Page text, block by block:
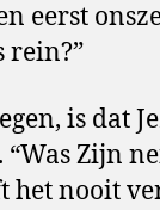
eerst
rein?”
is dat
Zijn
het nooit